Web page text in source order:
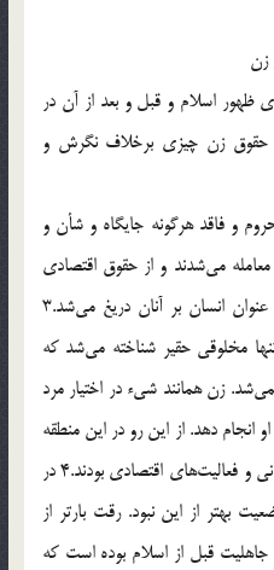
زن
اسلام و قبل و بعد از آن در
و حقوق زن چيزي برخلاف نگرش و
و فاقد هرگونه جايگاه و شأن و
مي‌شدند و از حقوق اقتصادي
بهره‌اي نداشتند؛ چون اصلاً از اطلاق عنوان انسان بر آنان دريغ مي‌شد.3
مخلوقي حقير شناخته مي‌شد که
زن همانند شيء در اختيار مرد
انجام دهد. از اين رو در اين منطقه
نيز، زنان بي بهره از هرگونه حقوق انساني و فعاليت‌هاي اقتصادي بودند.4 در
بهتر از اين نبود. رقت بارتر از
قبل از اسلام بوده است که